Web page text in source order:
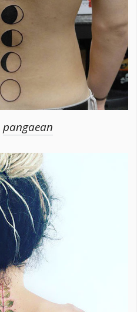
pangaean